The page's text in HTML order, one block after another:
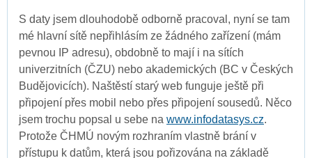
S daty jsem dlouhodobě odborně pracoval, nyní se tam
mé hlavní sítě nepřihlásím ze žádného zařízení (mám
pevnou IP adresu), obdobně to mají i na sítích
univerzitních (ČZU) nebo akademických (BC v Českých
Budějovicích). Naštěstí starý web funguje ještě při
připojení přes mobil nebo přes připojení sousedů. Něco
jsem trochu popsal u sebe na www.infodatasys.cz.
Protože ČHMÚ novým rozhraním vlastně brání v
přístupu k datům, která jsou pořizována na základě